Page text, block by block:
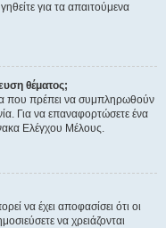
για τα απαιτούμενα
θέματος;
που πρέπει να συμπληρωθούν
Για να επαναφορτώσετε ένα
Ελέγχου Μέλους.
να έχει αποφασίσει ότι οι
να χρειάζονται